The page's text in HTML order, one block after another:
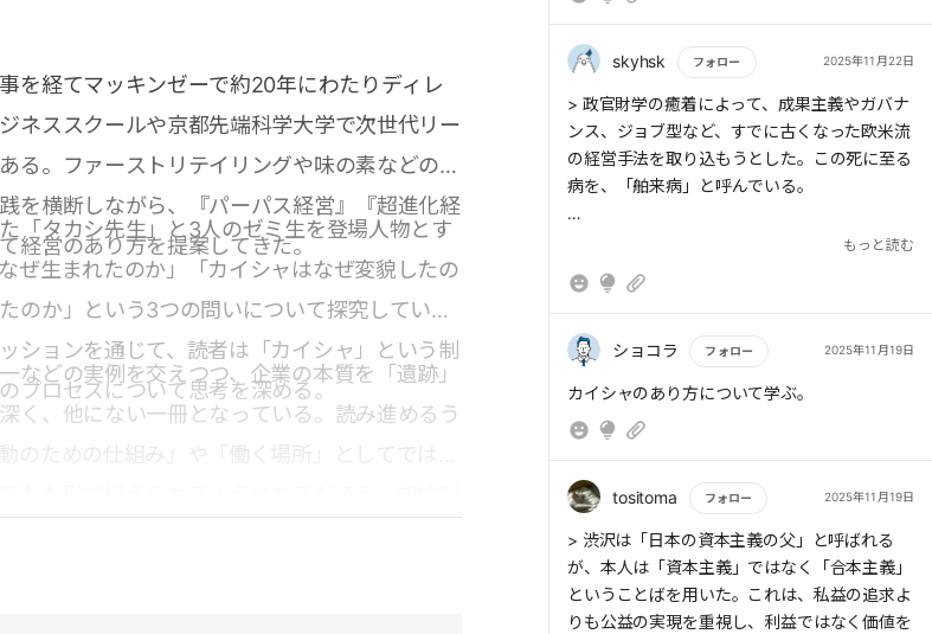
を経てマッキンゼーで約20年にわたりディレ
ネススクールや京都先端科学大学で次世代リー
る。ファーストリテイリングや味の素などの社
を横断しながら、『パーパス経営』『超進化経
経営のあり方を提案してきた。
「タカシ先生」と3人のゼミ生を登場人物とす
ぜ生まれたのか」「カイシャはなぜ変貌したの
のか」という3つの問いについて探究してい
ションを通じて、読者は「カイシャ」という制
プロセスについて思考を深める。
などの実例を交えつつ、企業の本質を「遺跡」
く、他にない一冊となっている。読み進めるう
のための仕組み」や「働く場所」としてではな
進化そのものを広い視野と未来志向で捉え直す
ことが求められる。
> 「舶来病」と「風土病」は正反対の現象のよ
固有の土壌に根を張る同じ病だ。その本質は
skyhsk フォロー 2025年11月22日
もっと読む
> 政官財学の癒着によって、成果主義やガバナ
ンス、ジョブ型など、すでに古くなった欧米流
の経営手法を取り込もうとした。この死に至る
病を、「舶来病」と呼んでいる。
> 「終身雇用」「年功序列」「企業内労働組
している企業も少なくない。これを「風土病」
うに見えるかもしれないが、実はどちらも日本
固有の土壌に根を張る同じ病だ。その本質は
「同質化」にある。
> 「異結合」の「結合」は、同質化のエネルギ
ーによって成立するからだ。ただし、それは異
質なものを単純に同質化することではなく、異
質なもの同士を化学反応させ、新しい価値を生
み出すための創造的な技を意味する。
もっと読む
ショコラ フォロー 2025年11月19日
もっと読む
カイシャのあり方について学ぶ。
tositoma フォロー 2025年11月19日
もっと読む
> 渋沢は「日本の資本主義の父」と呼ばれる
が、本人は「資本主義」ではなく「合本主義」
ということばを用いた。これは、私益の追求よ
りも公益の実現を重視し、利益ではなく価値を